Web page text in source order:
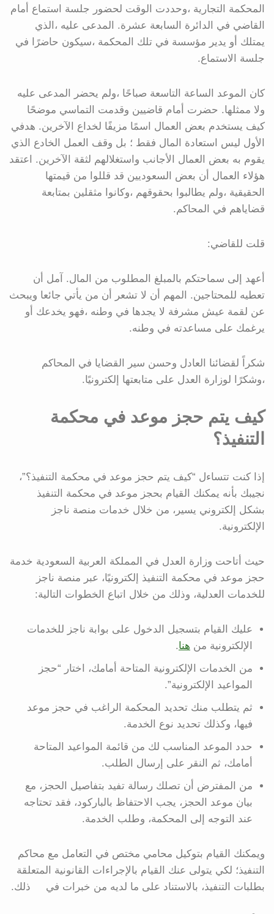
المحكمة التجارية ،وحددت الوقت لحضور جلسة استماع أمام
القاضي في الدائرة السابعة عشرة. المدعى عليه ،الذي
يمتلك أو يدير مؤسسة في تلك المحكمة ،سيكون حاضرًا في
جلسة الاستماع.
كان الموعد الساعة التاسعة صباحًا ،ولم يحضر المدعى عليه
ولا ممثلها. حضرت أمام قاضيين وقدمت التماسي موضحًا
كيف يستخدم بعض العمال اسمًا مزيفًا لخداع الآخرين. هدفي
الأول ليس استعادة المال فقط ؛ بل وقف العمل الخادع الذي
يقوم به بعض العمال الأجانب واستغلالهم لثقة الآخرين. اعتقد
هؤلاء العمال أن بعض السعوديين قد قللوا من قيمتها
الحقيقية ،ولم يطالبوا بحقوقهم ،وكانوا مثقلين بمتابعة
قضاياهم في المحاكم.
قلت للقاضي:
أعهد إلى سماحتكم بالمبلغ المطلوب من المال. آمل أن
تعطيه للمحتاجين. المهم أن لا تشعر أن من يأتي جائعا ويبحث
عن لقمة عيش مشرفة لا يجدها في وطنه ،فهو يخدعك أو
يرغمك على مساعدته في وطنه.
شكراً لقضائنا العادل وحسن سير القضايا في المحاكم
،وشكرًا لوزارة العدل على متابعتها إلكترونيًا.
كيف يتم حجز موعد في محكمة
التنفيذ؟
إذا كنت تتساءل “كيف يتم حجز موعد في محكمة التنفيذ؟”،
نجيبك بأنه يمكنك القيام بحجز موعد في محكمة التنفيذ
بشكل إلكتروني يسير، من خلال خدمات منصة ناجز
الإلكترونية.
حيث أتاحت وزارة العدل في المملكة العربية السعودية خدمة
حجز موعد في محكمة التنفيذ إلكترونيًا، عبر منصة ناجز
للخدمات العدلية، وذلك من خلال اتباع الخطوات التالية:
عليك القيام بتسجيل الدخول على بوابة ناجز للخدمات
الإلكترونية من هنا.
من الخدمات الإلكترونية المتاحة أمامك، اختار “حجز
المواعيد الإلكترونية”.
ثم يتطلب منك تحديد المحكمة الراغب في حجز موعد
فيها، وكذلك تحديد نوع الخدمة.
حدد الموعد المناسب لك من قائمة المواعيد المتاحة
أمامك، ثم النقر على إرسال الطلب.
من المفترض أن تصلك رسالة تفيد بتفاصيل الحجز، مع
بيان موعد الحجز، يجب الاحتفاظ بالباركود، فقد تحتاجه
عند التوجه إلى المحكمة، وطلب الخدمة.
ويمكنك القيام بتوكيل محامي مختص في التعامل مع محاكم
التنفيذ؛ لكي يتولى عنك القيام بالإجراءات القانونية المتعلقة
بطلبات التنفيذ، بالاستناد على ما لديه من خبرات في ذلك.